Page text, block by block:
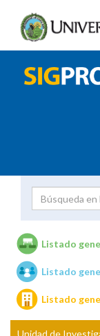
Listado
Listado
Listado
Unidad de